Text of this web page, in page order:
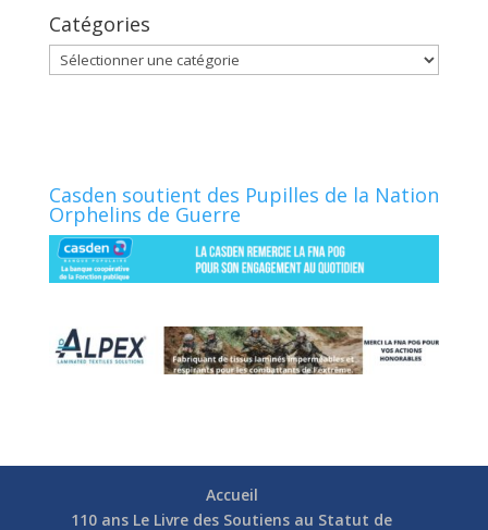
Catégories
Catégories
Casden soutient des Pupilles de la Nation
Orphelins de Guerre
Accueil
110 ans Le Livre des Soutiens au Statut de